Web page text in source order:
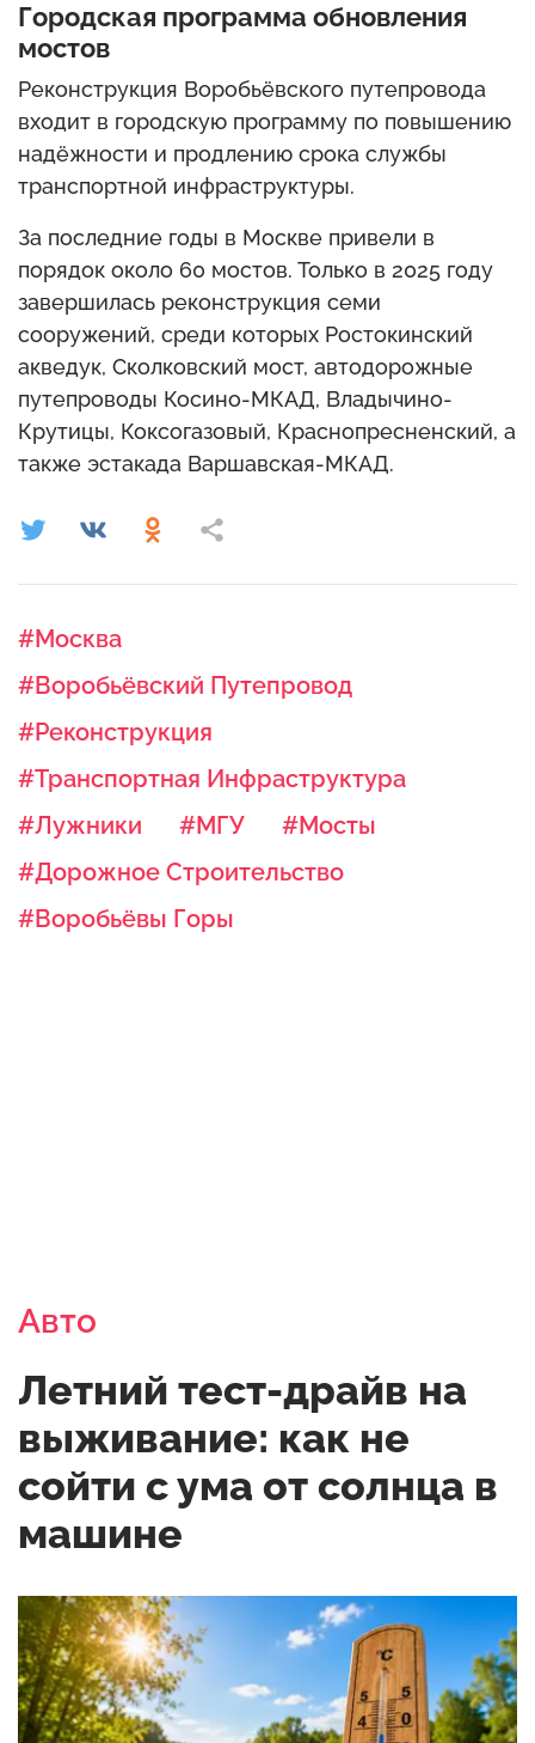
Городская программа обновления
мостов
Реконструкция Воробьёвского путепровода
входит в городскую программу по повышению
надёжности и продлению срока службы
транспортной инфраструктуры.
За последние годы в Москве привели в
порядок около 60 мостов. Только в 2025 году
завершилась реконструкция семи
сооружений, среди которых Ростокинский
акведук, Сколковский мост, автодорожные
путепроводы Косино-МКАД, Владычино-
Крутицы, Коксогазовый, Краснопресненский, а
также эстакада Варшавская-МКАД.
#Москва
#Воробьёвский Путепровод
#Реконструкция
#Транспортная Инфраструктура
#Лужники
#МГУ
#Мосты
#Дорожное Строительство
#Воробьёвы Горы
Авто
Летний тест-драйв на
выживание: как не
сойти с ума от солнца в
машине